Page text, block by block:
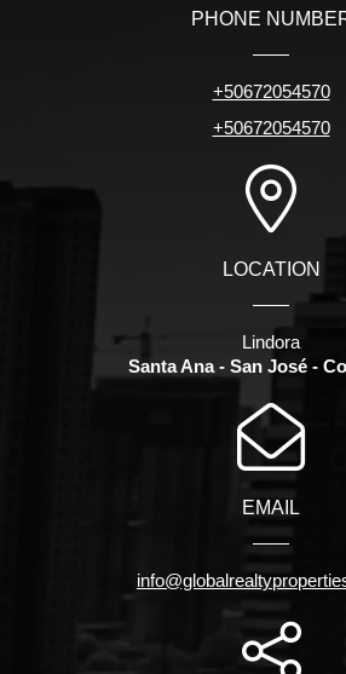
PHONE
+50672054570
+50672054570
LOCATION
Lindora
Santa Ana - San José -
EMAIL